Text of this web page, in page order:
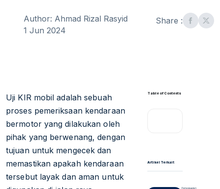
Author: Ahmad Rizal Rasyid
1 Jun 2024
Share :
Uji KIR mobil adalah sebuah
proses pemeriksaan kendaraan
bermotor yang dilakukan oleh
pihak yang berwenang, dengan
tujuan untuk mengecek dan
memastikan apakah kendaraan
tersebut layak dan aman untuk
Table of Contents
Artikel Terkait
Penyesuaian